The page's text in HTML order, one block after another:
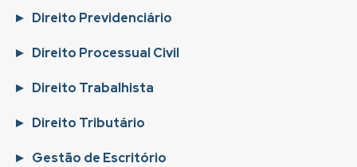
Direito Previdenciário
Direito Processual Civil
Direito Trabalhista
Direito Tributário
Gestão de Escritório